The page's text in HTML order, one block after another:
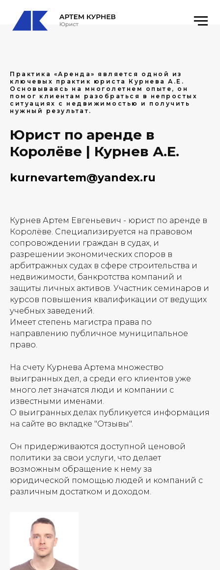
Практика «Аренда» является одной из
ключевых практик юриста Курнева А.Е.
Основываясь на многолетнем опыте, он
помог клиентам разобраться в непростых
ситуациях с недвижимостью и получить
нужный результат.
Юрист по аренде в
Королёве | Курнев А.Е.
kurnevartem@yandex.ru
Курнев Артем Евгеньевич - юрист по аренде в
Королёве. Специализируется на правовом
сопровождении граждан в судах, и
разрешении экономических споров в
арбитражных судах в сфере строительства и
недвижимости, банкротства компаний и
защиты личных активов. Участник семинаров и
курсов повышения квалификации от ведущих
учебных заведений.
Имеет степень магистра права по
направлению публичное муниципальное
право.
На счету Курнева Артема множество
выигранных дел, а среди его клиентов уже
много лет значатся люди и компании с
известными именами.
О выигранных делах публикуется информация
на сайте во вкладке "Отзывы".
Он придерживаются доступной ценовой
политики за свои услуги, что делает
возможным обращение к нему за
юридической помощью людей и компаний с
различным достатком и доходом.